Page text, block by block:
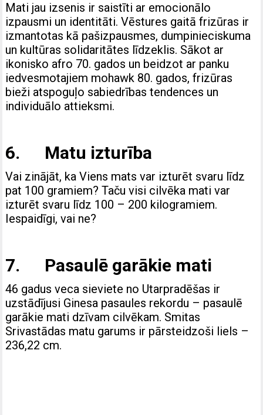
Mati jau izsenis ir saistīti ar emocionālo
izpausmi un identitāti. Vēstures gaitā frizūras ir
izmantotas kā pašizpausmes, dumpinieciskuma
un kultūras solidaritātes līdzeklis. Sākot ar
ikonisko afro 70. gados un beidzot ar panku
iedvesmotajiem mohawk 80. gados, frizūras
bieži atspoguļo sabiedrības tendences un
individuālo attieksmi.
6. Matu izturība
Vai zinājāt, ka Viens mats var izturēt svaru līdz
pat 100 gramiem? Taču visi cilvēka mati var
izturēt svaru līdz 100 – 200 kilogramiem.
Iespaidīgi, vai ne?
7. Pasaulē garākie mati
46 gadus veca sieviete no Utarpradēšas ir
uzstādījusi Ginesa pasaules rekordu – pasaulē
garākie mati dzīvam cilvēkam. Smitas
Srivastādas matu garums ir pārsteidzoši liels –
236,22 cm.